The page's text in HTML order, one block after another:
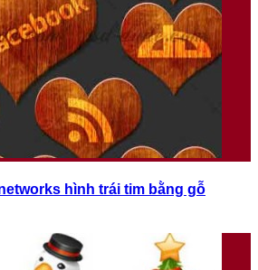
hình trái tim bằng gỗ